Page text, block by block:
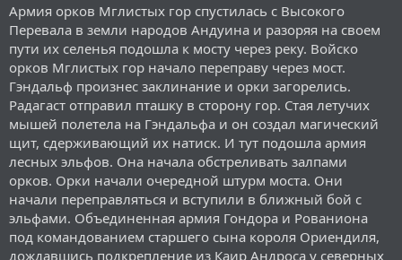
Армия орков Мглистых гор спустилась с Высокого
Перевала в земли народов Андуина и разоряя на своем
пути их селенья подошла к мосту через реку. Войско
орков Мглистых гор начало переправу через мост.
Гэндальф произнес заклинание и орки загорелись.
Радагаст отправил пташку в сторону гор. Стая летучих
мышей полетела на Гэндальфа и он создал магический
щит, сдерживающий их натиск. И тут подошла армия
лесных эльфов. Она начала обстреливать залпами
орков. Орки начали очередной штурм моста. Они
начали переправляться и вступили в ближный бой с
эльфами. Объединенная армия Гондора и Рованиона
под командованием старшего сына короля Ориендиля,
дождавшись подкрепление из Каир Андроса у северных